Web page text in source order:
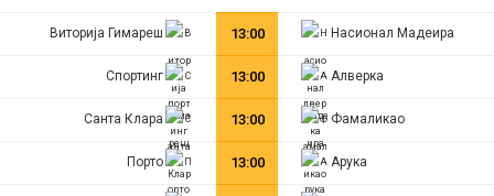
Виторија Гимарeш 13:00 Насионал Мадеира
Спортинг 13:00 Алверка
Санта Клара 13:00 Фамаликао
Порто 13:00 Арука